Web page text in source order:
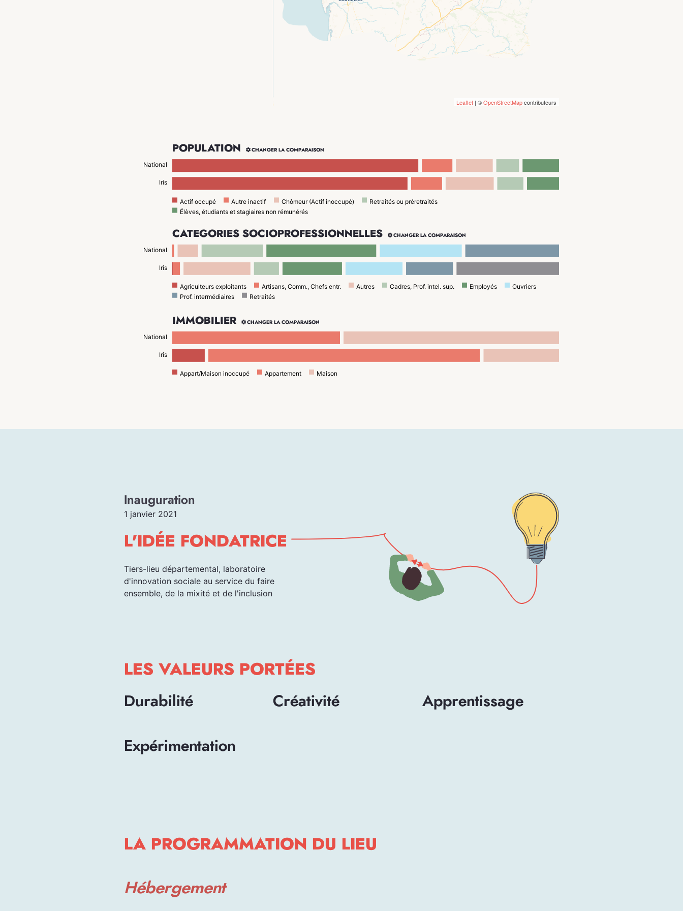
Leaflet| ©OpenStreetMapcontributeurs
POPULATION  CHANGER LA COMPARAISON
National
Iris
Actif occupé Autre inactif Chômeur (Actif inoccupé)
Retraités ou préretraités
Élèves, étudiants et stagiaires non rémunérés
CATÉGORIES SOCIOPROFESSIONNELLES  CHANGER LA COMPARAISON
National
Iris
Agriculteurs exploitants Artisans, Comm., Chefs entr. Autres Cadres, Prof. intel. sup. Employés
Ouvriers
Prof. intermédiaires
Retraités
IMMOBILIER  CHANGER LA COMPARAISON
National
Iris
Appart/Maison inoccupé Appartement Maison
Inauguration
1 janvier 2021
L'IDÉE FONDATRICE
Tiers-lieu départemental, laboratoire
d'innovation sociale au service du faire
ensemble, de la mixité et de l'inclusion
LES VALEURS PORTÉES
Durabilité Créativité Apprentissage
Expérimentation
LA PROGRAMMATION DU LIEU
Hébergement